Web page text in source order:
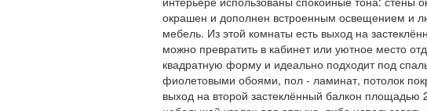
окрашен и дополнен встроенным освещением и
мебель. Из этой комнаты есть выход на
можно превратить в кабинет или уютное место
квадратную форму и идеально подходит под
фиолетовыми обоями, пол - ламинат, потолок
выход на второй застеклённый балкон площадью